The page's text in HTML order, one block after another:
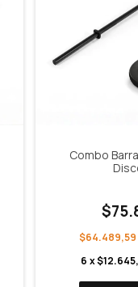
Combo
$64.489,59
6 x